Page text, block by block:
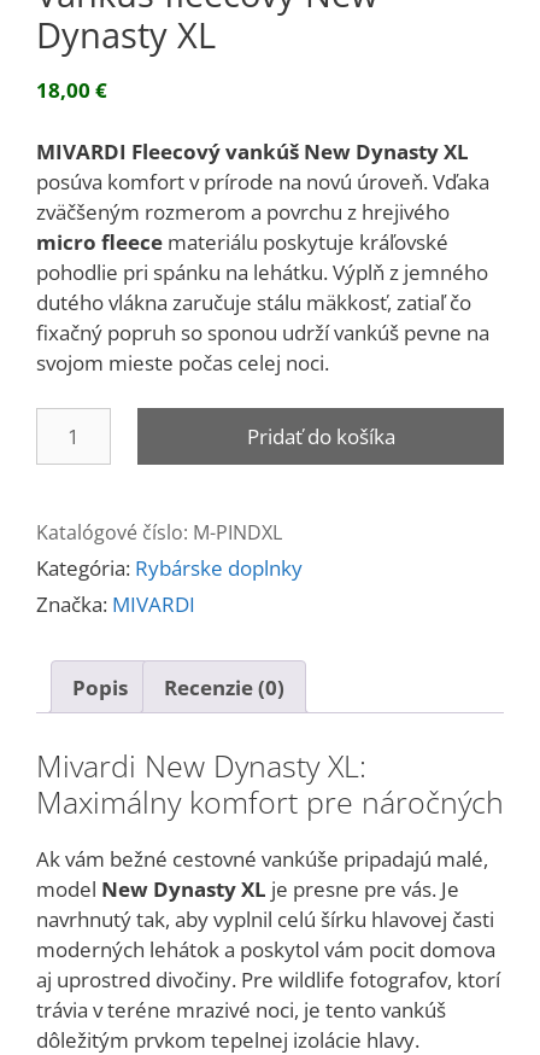
Dynasty XL
18,00 €
MIVARDI Fleecový vankúš New Dynasty XL
posúva komfort v prírode na novú úroveň. Vďaka
zväčšeným rozmerom a povrchu z hrejivého
micro fleece materiálu poskytuje kráľovské
pohodlie pri spánku na lehátku. Výplň z jemného
dutého vlákna zaručuje stálu mäkkosť, zatiaľ čo
fixačný popruh so sponou udrží vankúš pevne na
svojom mieste počas celej noci.
Vankúš
Dynasty
XL
Pridať do košíka
Katalógové číslo: M-PINDXL
Kategória: Rybárske doplnky
Značka: MIVARDI
Popis Recenzie (0)
Mivardi New Dynasty XL:
Maximálny komfort pre náročných
Ak vám bežné cestovné vankúše pripadajú malé,
model New Dynasty XL je presne pre vás. Je
navrhnutý tak, aby vyplnil celú šírku hlavovej časti
moderných lehátok a poskytol vám pocit domova
aj uprostred divočiny. Pre wildlife fotografov, ktorí
trávia v teréne mrazivé noci, je tento vankúš
dôležitým prvkom tepelnej izolácie hlavy.